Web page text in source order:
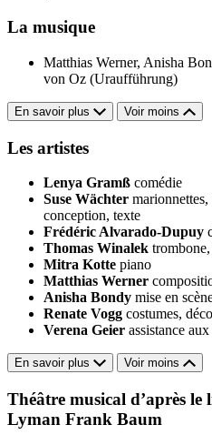
La musique
Matthias Werner, Anisha
von Oz (Uraufführung)
En savoir plus Voir moins
Les artistes
Lenya Gramß comédie
Suse Wächter
conception, texte
Frédéric Alvarado-Dupuy
Thomas Winalek
Mitra Kotte piano
Matthias Werner
Anisha Bondy mise en
Renate Vogg costumes,
Verena Geier assistance
En savoir plus Voir moins
Théâtre musical d’après
Lyman Frank Baum